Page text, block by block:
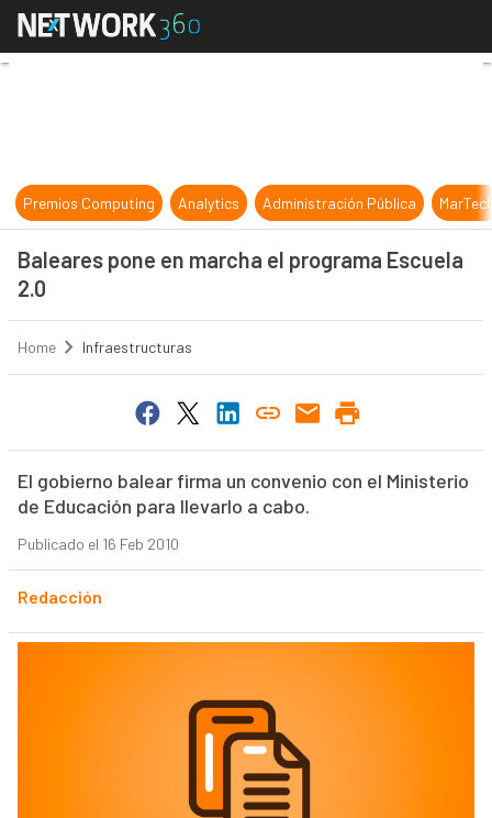
Baleares pone en marcha el
Premios Computing Analytics Administración Pública
Baleares pone en marcha el programa Escuela
2.0
Home Infraestructuras
El gobierno balear firma un convenio con el Ministerio
de Educación para llevarlo a cabo.
Publicado el 16 Feb 2010
Redacción